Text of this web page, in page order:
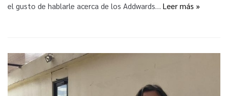
el gusto de hablarle acerca de los Addwards… Leer más »